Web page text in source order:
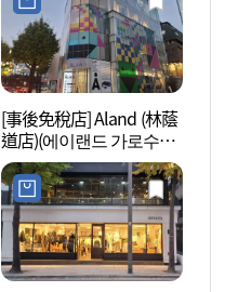
[事後免稅店] Aland (林蔭
道店)(에이랜드 가로수길
점)